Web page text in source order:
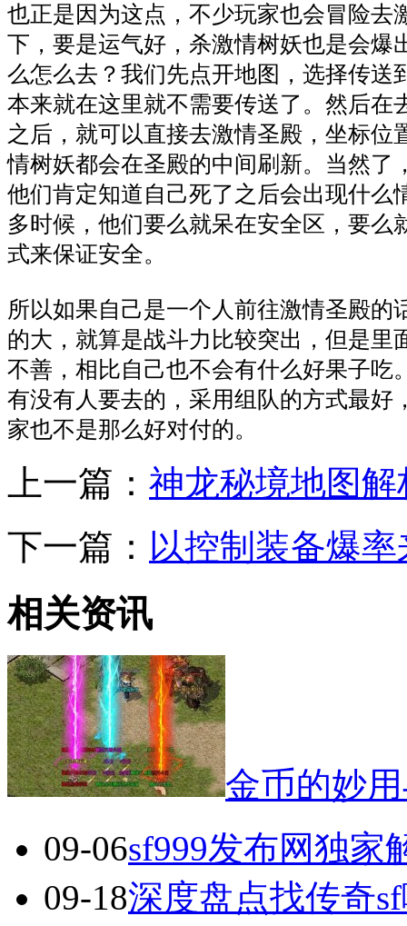
也正是因为这点，不少玩家也会冒险去
下，要是运气好，杀激情树妖也是会爆
么怎么去？我们先点开地图，选择传送
本来就在这里就不需要传送了。然后在
之后，就可以直接去激情圣殿，坐标位
情树妖都会在圣殿的中间刷新。当然了
他们肯定知道自己死了之后会出现什么
多时候，他们要么就呆在安全区，要么
式来保证安全。
所以如果自己是一个人前往激情圣殿的
的大，就算是战斗力比较突出，但是里
不善，相比自己也不会有什么好果子吃
有没有人要去的，采用组队的方式最好
家也不是那么好对付的。
上一篇： 神龙秘境地图解
下一篇： 以控制装备爆
相关资讯
金币的妙
09-06sf999发布网独家
09-18深度盘点找传奇